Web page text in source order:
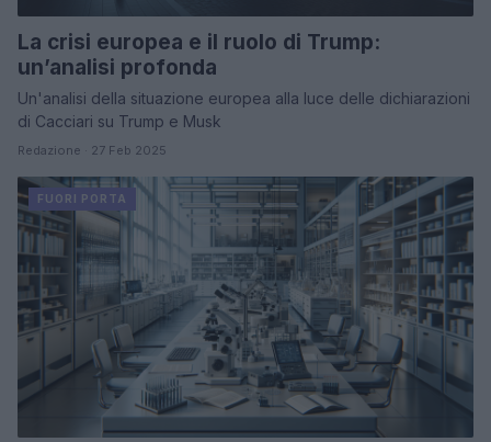
La crisi europea e il ruolo di Trump:
un’analisi profonda
Un'analisi della situazione europea alla luce delle dichiarazioni
di Cacciari su Trump e Musk
Redazione · 27 Feb 2025
FUORI PORTA